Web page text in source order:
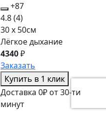
+87
4.8(4)
30 x 50см
Лёгкое дыхание
4340₽
Заказать
Купить в 1 клик
Доставка 0₽ от 30-ти
минут